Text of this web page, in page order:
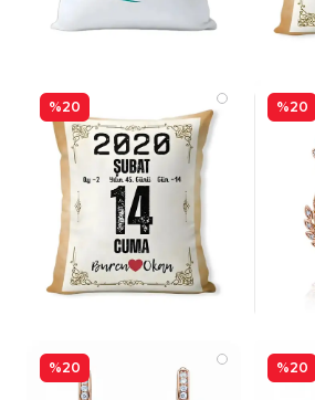
%20 %20
%20 %20